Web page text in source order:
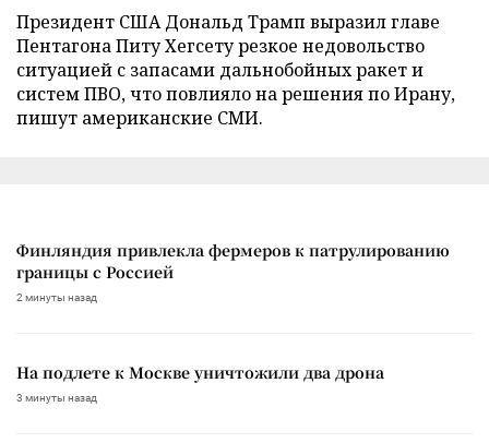
Президент США Дональд Трамп выразил главе
Пентагона Питу Хегсету резкое недовольство
ситуацией с запасами дальнобойных ракет и
систем ПВО, что повлияло на решения по Ирану,
пишут американские СМИ.
Финляндия привлекла фермеров к патрулированию
границы с Россией
2 минуты назад
На подлете к Москве уничтожили два дрона
3 минуты назад